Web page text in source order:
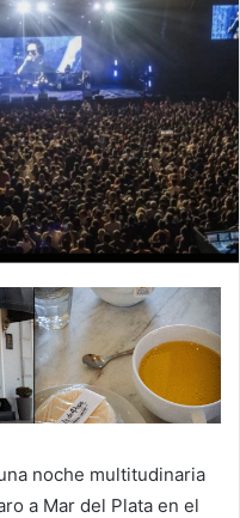
noche multitudinaria
a Mar del Plata en el